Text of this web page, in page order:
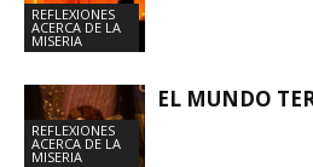
REFLEXIONES
ACERCA DE LA
MISERIA
REFLEXIONES
ACERCA DE LA
MISERIA
EL MUNDO